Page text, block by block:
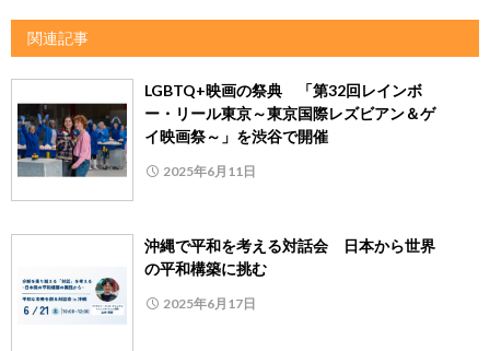
関連記事
LGBTQ+映画の祭典 「第32回レインボ
ー・リール東京～東京国際レズビアン＆ゲ
イ映画祭～」を渋谷で開催
2025年6月11日
沖縄で平和を考える対話会 日本から世界
の平和構築に挑む
2025年6月17日